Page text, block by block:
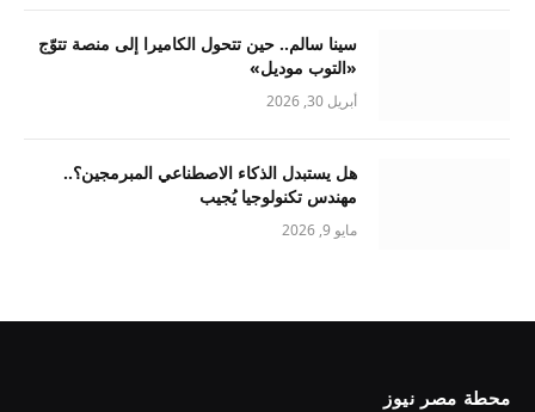
سينا سالم.. حين تتحول الكاميرا إلى منصة تتوّج
«التوب موديل»
أبريل 30, 2026
هل يستبدل الذكاء الاصطناعي المبرمجين؟..
مهندس تكنولوجيا يُجيب
مايو 9, 2026
محطة مصر نيوز